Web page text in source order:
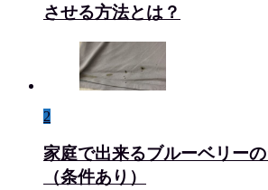
させる方法とは？
2
家庭で出来るブルーベリー
（条件あり）